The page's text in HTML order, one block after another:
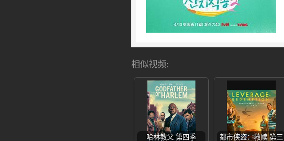
相似视频:
哈林教父 第四季 都市侠盗：救赎 第三